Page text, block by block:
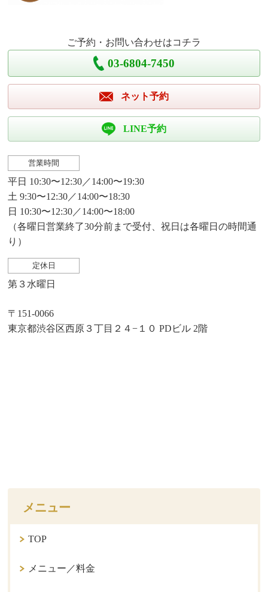
ご予約・お問い合わせはコチラ
03-6804-7450
ネット予約
LINE予約
営業時間
平日 10:30〜12:30／14:00〜19:30
土 9:30〜12:30／14:00〜18:30
日 10:30〜12:30／14:00〜18:00
（各曜日営業終了30分前まで受付、祝日は各曜日の時間通
り）
定休日
第３水曜日
〒151-0066
東京都渋谷区西原３丁目２４−１０ PDビル 2階
メニュー
TOP
メニュー／料金